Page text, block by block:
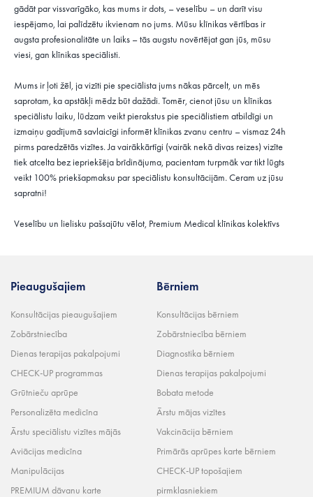
gādāt par vissvarīgāko, kas mums ir dots, – veselību – un darīt visu
iespējamo, lai palīdzētu ikvienam no jums. Mūsu klīnikas vērtības ir
augsta profesionalitāte un laiks – tās augstu novērtējat gan jūs, mūsu
viesi, gan klīnikas speciālisti.
Mums ir ļoti žēl, ja vizīti pie speciālista jums nākas pārcelt, un mēs
saprotam, ka apstākļi mēdz būt dažādi. Tomēr, cienot jūsu un klīnikas
speciālistu laiku, lūdzam veikt pierakstus pie speciālistiem atbildīgi un
izmaiņu gadījumā savlaicīgi informēt klīnikas zvanu centru – vismaz 24h
pirms paredzētās vizītes. Ja vairākkārtīgi (vairāk nekā divas reizes) vizīte
tiek atcelta bez iepriekšēja brīdinājuma, pacientam turpmāk var tikt lūgts
veikt 100% priekšapmaksu par speciālistu konsultācijām. Ceram uz jūsu
sapratni!
Veselību un lielisku pašsajūtu vēlot, Premium Medical klīnikas kolektīvs
Pieaugušajiem
Konsultācijas pieaugušajiem
Zobārstniecība
Dienas terapijas pakalpojumi
CHECK-UP programmas
Grūtnieču aprūpe
Personalizēta medicīna
Ārstu speciālistu vizītes mājās
Aviācijas medicīna
Manipulācijas
PREMIUM dāvanu karte
Bērniem
Konsultācijas bērniem
Zobārstniecība bērniem
Diagnostika bērniem
Dienas terapijas pakalpojumi
Bobata metode
Ārstu mājas vizītes
Vakcinācija bērniem
Primārās aprūpes karte bērniem
CHECK-UP topošajiem
pirmklasniekiem